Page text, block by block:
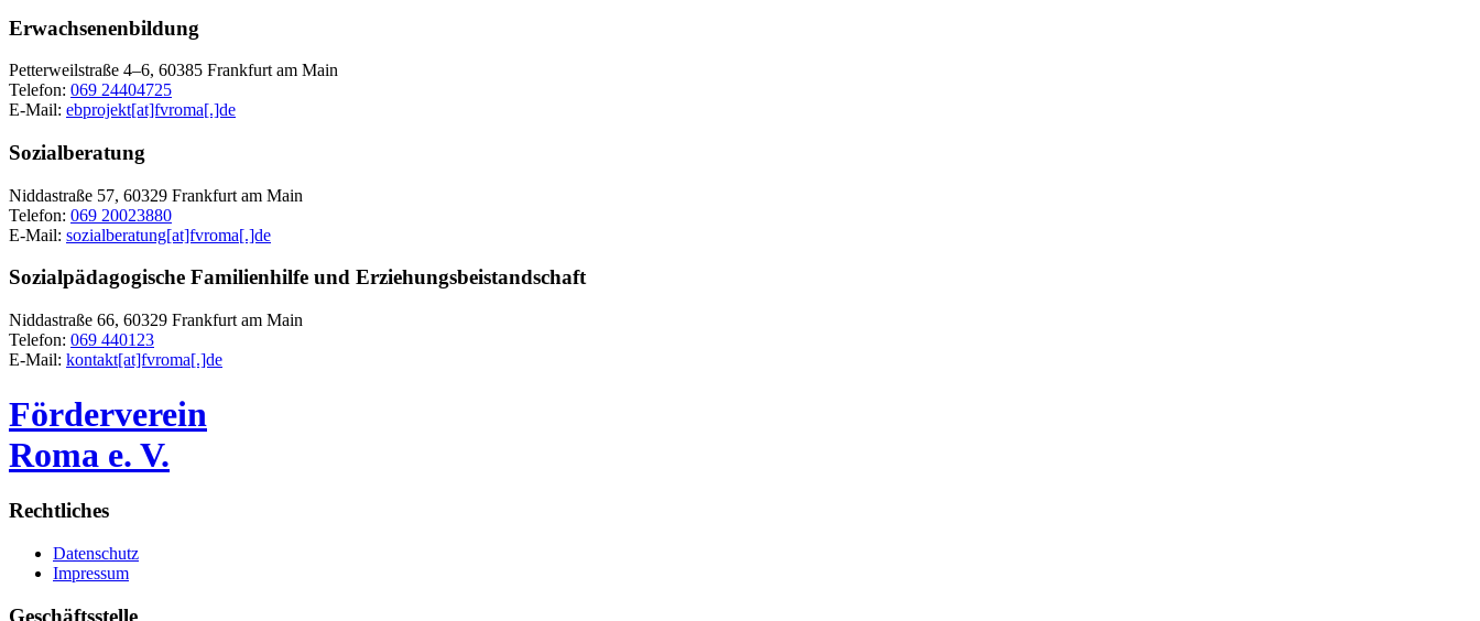
Erwachsenenbildung
Petterweilstraße 4–6, 60385 Frankfurt am Main
Telefon: 069 24404725
E-Mail: ebprojekt[at]fvroma[.]de
Sozialberatung
Niddastraße 57, 60329 Frankfurt am Main
Telefon: 069 20023880
E-Mail: sozialberatung[at]fvroma[.]de
Sozialpädagogische Familienhilfe und Erziehungsbeistandschaft
Niddastraße 66, 60329 Frankfurt am Main
Telefon: 069 440123
E-Mail: kontakt[at]fvroma[.]de
Förderverein
Roma e. V.
Rechtliches
Datenschutz
Impressum
Geschäftsstelle